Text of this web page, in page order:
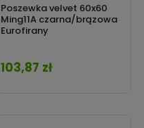
Poszewka velvet 60x60
Ming11A czarna/brązowa
Eurofirany
Cena
103,87 zł